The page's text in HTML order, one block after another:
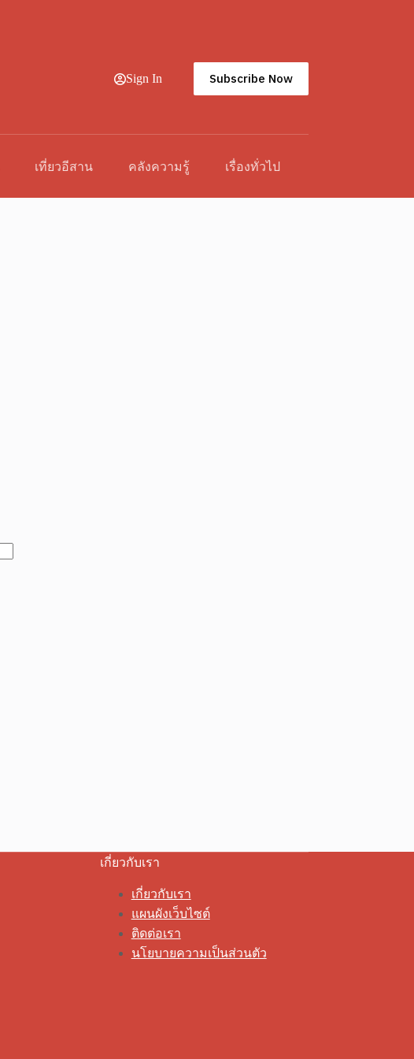
Sign In Subscribe Now
เที่ยวอีสาน คลังความรู้ เรื่องทั่วไป
เกี่ยวกับเรา
เกี่ยวกับเรา
แผนผังเว็บไซต์
ติดต่อเรา
นโยบายความเป็นส่วนตัว